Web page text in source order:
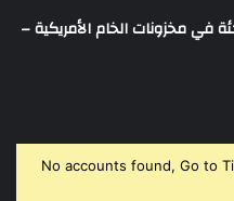
في مخزونات الخام الأمريكية –
No accounts found, Go to